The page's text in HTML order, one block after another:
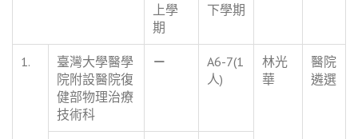
上學
期
下學期
1.
臺灣大學醫學
院附設醫院復
健部物理治療
技術科
－
A6-7(1
人)
林光
華
醫院
遴選